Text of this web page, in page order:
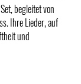
begleitet von
Ihre Lieder, auf
und